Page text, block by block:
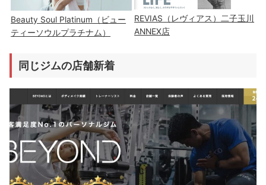
Beauty Soul Platinum（ビュー
ティーソウルプラチナム）
REVIAS（レヴィアス）二子玉川
ANNEX店
同じジムの店舗新着